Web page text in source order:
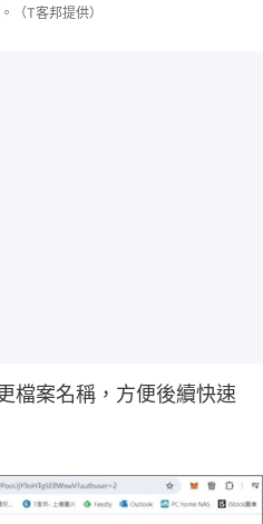
（T客邦提供）
檔案名稱，方便後續快速